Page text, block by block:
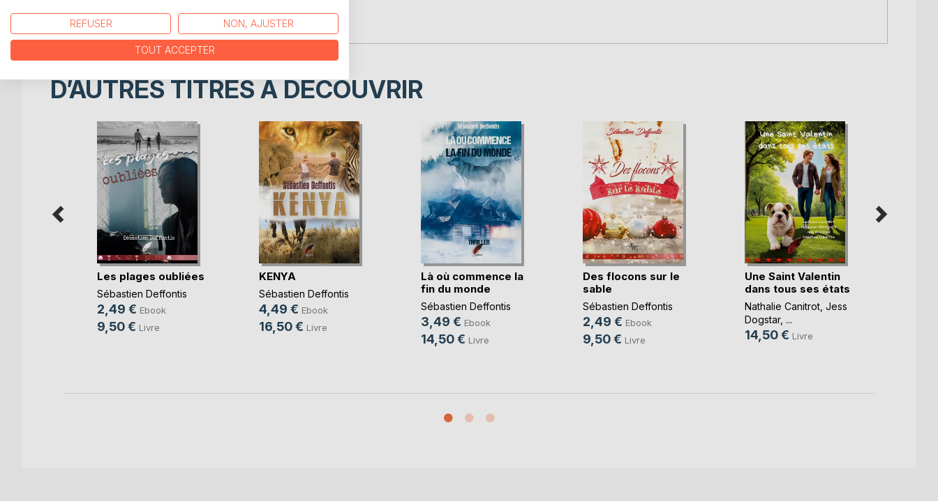
La vérité sera-t-elle au bout du chemin ?
D’AUTRES TITRES À DÉCOUVRIR
Les plages oubliées
Sébastien Deffontis
2,49 € Ebook
9,50 € Livre
KENYA
Sébastien Deffontis
4,49 € Ebook
16,50 € Livre
Là où commence la
fin du monde
Sébastien Deffontis
3,49 € Ebook
14,50 € Livre
Des flocons sur le
sable
Sébastien Deffontis
2,49 € Ebook
9,50 € Livre
Une Saint Valentin
dans tous ses états
Nathalie Canitrot, Jess
Dogstar, ...
14,50 € Livre
REFUSER NON, AJUSTER
TOUT ACCEPTER